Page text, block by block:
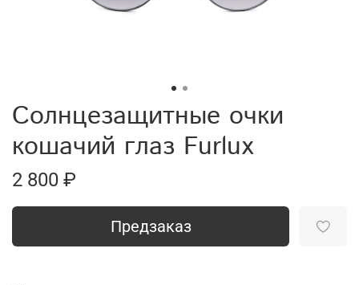
Солнцезащитные очки
кошачий глаз Furlux
2 800 ₽
Предзаказ